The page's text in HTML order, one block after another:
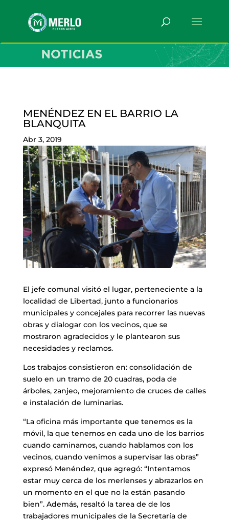
MENÉNDEZ EN EL BARRIO LA
BLANQUITA
Abr 3, 2019
El jefe comunal visitó el lugar, perteneciente a la
localidad de Libertad, junto a funcionarios
municipales y concejales para recorrer las nuevas
obras y dialogar con los vecinos, que se
mostraron agradecidos y le plantearon sus
necesidades y reclamos.
Los trabajos consistieron en: consolidación de
suelo en un tramo de 20 cuadras, poda de
árboles, zanjeo, mejoramiento de cruces de calles
e instalación de luminarias.
“La oficina más importante que tenemos es la
móvil, la que tenemos en cada uno de los barrios
cuando caminamos, cuando hablamos con los
vecinos, cuando venimos a supervisar las obras”
expresó Menéndez, que agregó: “Intentamos
estar muy cerca de los merlenses y abrazarlos en
un momento en el que no la están pasando
bien”. Además, resaltó la tarea de de los
trabajadores municipales de la Secretaría de